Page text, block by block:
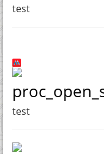
test
test